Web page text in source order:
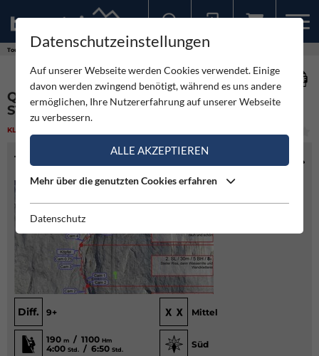
Touren
QUERULANT - SCHWOLLWAND -
STEINPLATTE
KLETTERN
TOURENINFO
Diff. 9+ Mittel
190 m / 1100 Hm
4:00 Std. / 6:50 Std.
Süd
Datenschutzeinstellungen
Auf unserer Webseite werden Cookies verwendet. Einige
davon werden zwingend benötigt, während es uns andere
ermöglichen, Ihre Nutzererfahrung auf unserer Webseite
zu verbessern.
ALLE AKZEPTIEREN
Mehr über die genutzten Cookies erfahren
Datenschutz